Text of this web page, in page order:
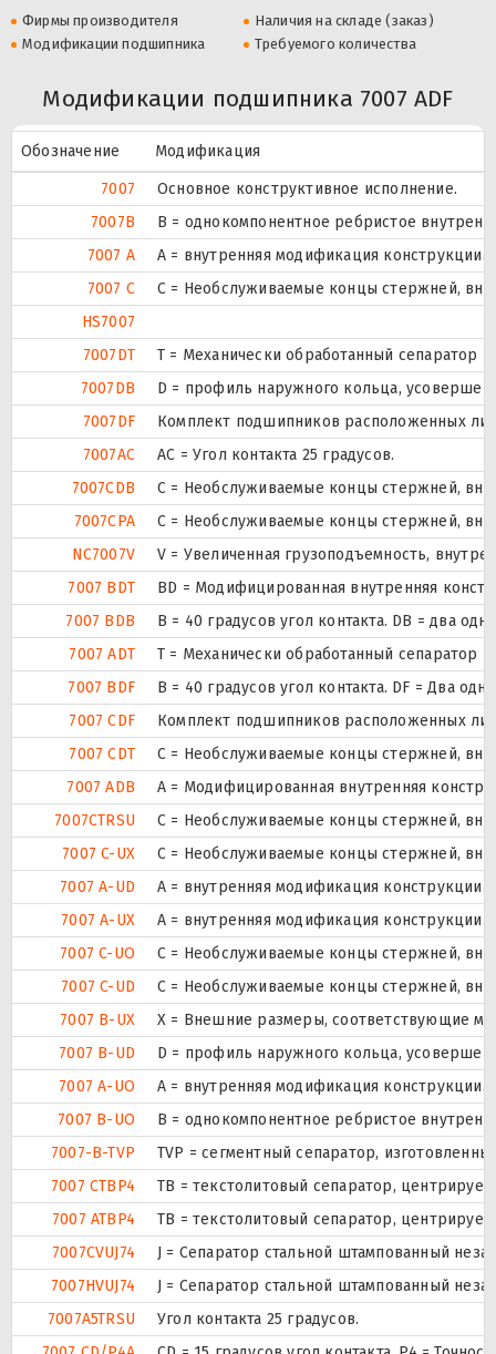
Фирмы производителя
Наличия на складе (заказ)
Модификации подшипника
Требуемого количества
Модификации подшипника 7007 ADF
Обозначение
Модификация
7007
Основное конструктивное исполнение.
7007B
B = однокомпонентное ребристое
7007 A
A = внутренняя модификация конструкции.
7007 C
С = Необслуживаемые концы стержней,
HS7007
7007DT
T = Механически обработанный сепаратор
7007DB
D = профиль наружного кольца,
7007DF
Комплект подшипников расположенных
7007AC
AC = Угол контакта 25 градусов.
7007CDB
С = Необслуживаемые концы стержней,
7007CPA
С = Необслуживаемые концы стержней,
NC7007V
V = Увеличенная грузоподъемность,
7007 BDT
BD = Модифицированная внутренняя
7007 BDB
B = 40 градусов угол контакта. DB = два
7007 ADT
T = Механически обработанный сепаратор
7007 BDF
B = 40 градусов угол контакта. DF = Два
7007 CDF
Комплект подшипников расположенных
7007 CDT
С = Необслуживаемые концы стержней,
7007 ADB
A = Модифицированная внутренняя
7007CTRSU
С = Необслуживаемые концы стержней,
7007 C-UX
С = Необслуживаемые концы стержней,
7007 A-UD
A = внутренняя модификация конструкции.
7007 A-UX
A = внутренняя модификация конструкции.
7007 C-UO
С = Необслуживаемые концы стержней,
7007 C-UD
С = Необслуживаемые концы стержней,
7007 B-UX
X = Внешние размеры, соответствующие
7007 B-UD
D = профиль наружного кольца,
7007 A-UO
A = внутренняя модификация конструкции.
7007 B-UO
B = однокомпонентное ребристое
7007-B-TVP
TVP = сегментный сепаратор,
7007 CTBP4
ТВ = текстолитовый сепаратор,
7007 ATBP4
ТВ = текстолитовый сепаратор,
7007CVUJ74
J = Сепаратор стальной штампованный
7007HVUJ74
J = Сепаратор стальной штампованный
7007A5TRSU
Угол контакта 25 градусов.